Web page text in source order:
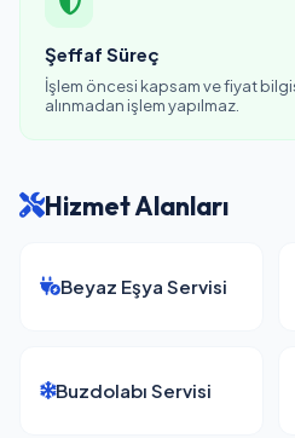
Şeffaf Süreç
İşlem öncesi kapsam ve fiyat
alınmadan işlem yapılmaz.
Hizmet Alanları
Beyaz Eşya Servisi
Buzdolabı Servisi